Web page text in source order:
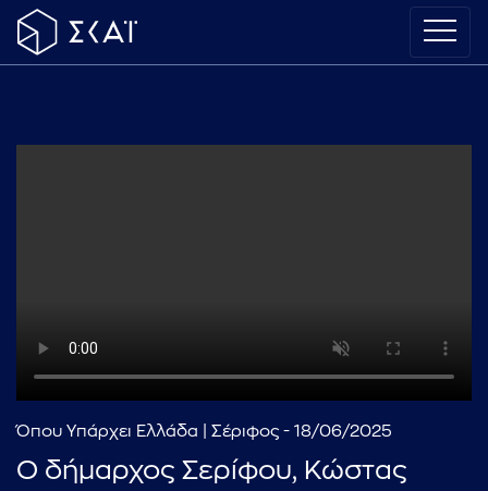
Όπου Υπάρχει Ελλάδα | Σέριφος - 18/06/2025
Ο δήμαρχος Σερίφου, Κώστας